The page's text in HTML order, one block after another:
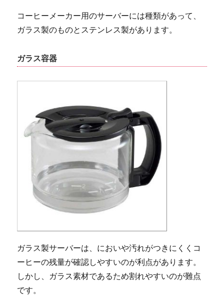
コーヒーメーカー用のサーバーには種類があって、
ガラス製のものとステンレス製があります。
ガラス容器
ガラス製サーバーは、においや汚れがつきにくくコ
ーヒーの残量が確認しやすいのが利点があります。
しかし、ガラス素材であるため割れやすいのが難点
です。